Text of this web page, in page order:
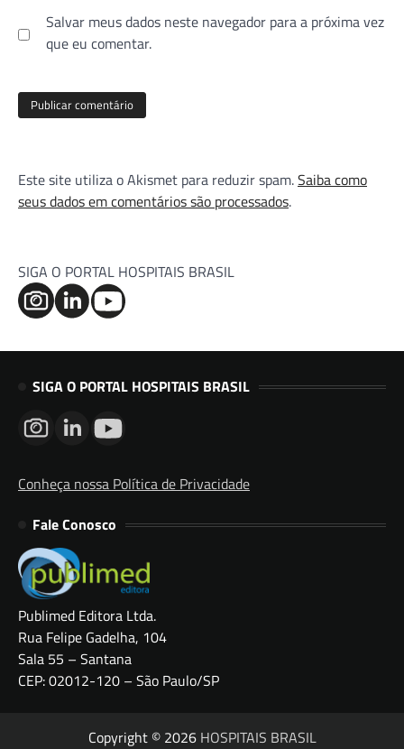
Salvar meus dados neste navegador para a próxima vez
que eu comentar.
Este site utiliza o Akismet para reduzir spam.Saiba como
seus dados em comentários são processados.
SIGA O PORTAL HOSPITAIS BRASIL
SIGA O PORTAL HOSPITAIS BRASIL
Conheça nossa Política de Privacidade
Fale Conosco
Publimed Editora Ltda.
Rua Felipe Gadelha, 104
Sala 55 – Santana
CEP: 02012-120 – São Paulo/SP
Copyright © 2026 HOSPITAIS BRASIL